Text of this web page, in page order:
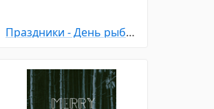
Праздники - День рыбака